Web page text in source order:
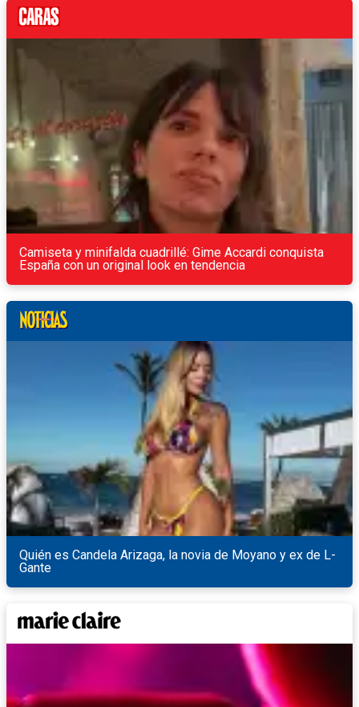
Camiseta y minifalda cuadrillé: Gime Accardi conquista
España con un original look en tendencia
Quién es Candela Arizaga, la novia de Moyano y ex de L-
Gante